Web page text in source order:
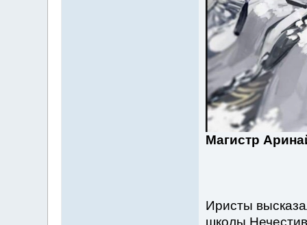
Магистр
Иристы
школы